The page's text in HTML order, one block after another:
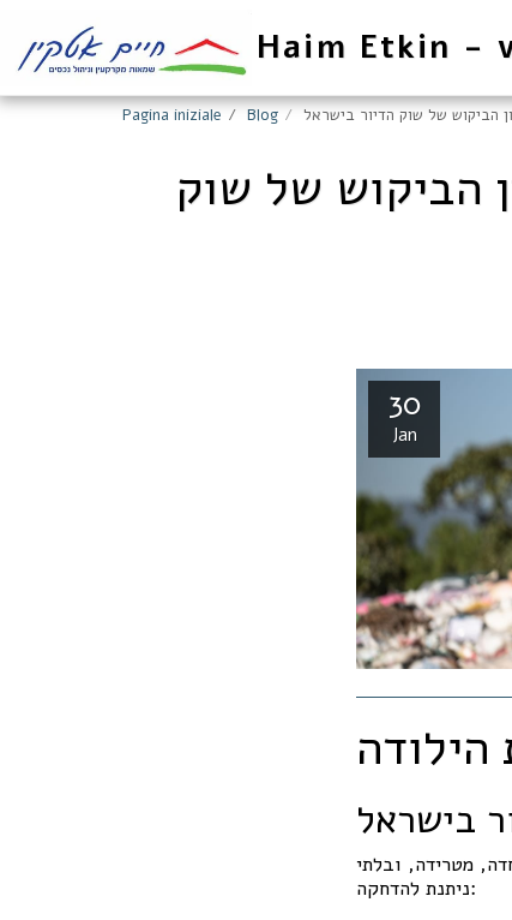
Haim Etkin -
Pagina iniziale Blog הביקוש של שוק הדיור בישראל
הביקוש של שוק
30
Jan
בישראל
מטרידה, ובלתי
ניתנת להדחקה: